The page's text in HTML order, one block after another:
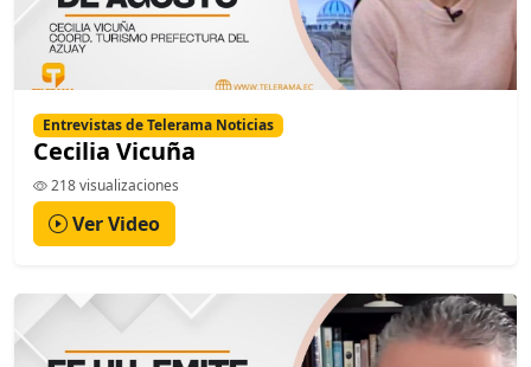
Entrevistas de Telerama Noticias
Cecilia Vicuña
218 visualizaciones
Ver Video